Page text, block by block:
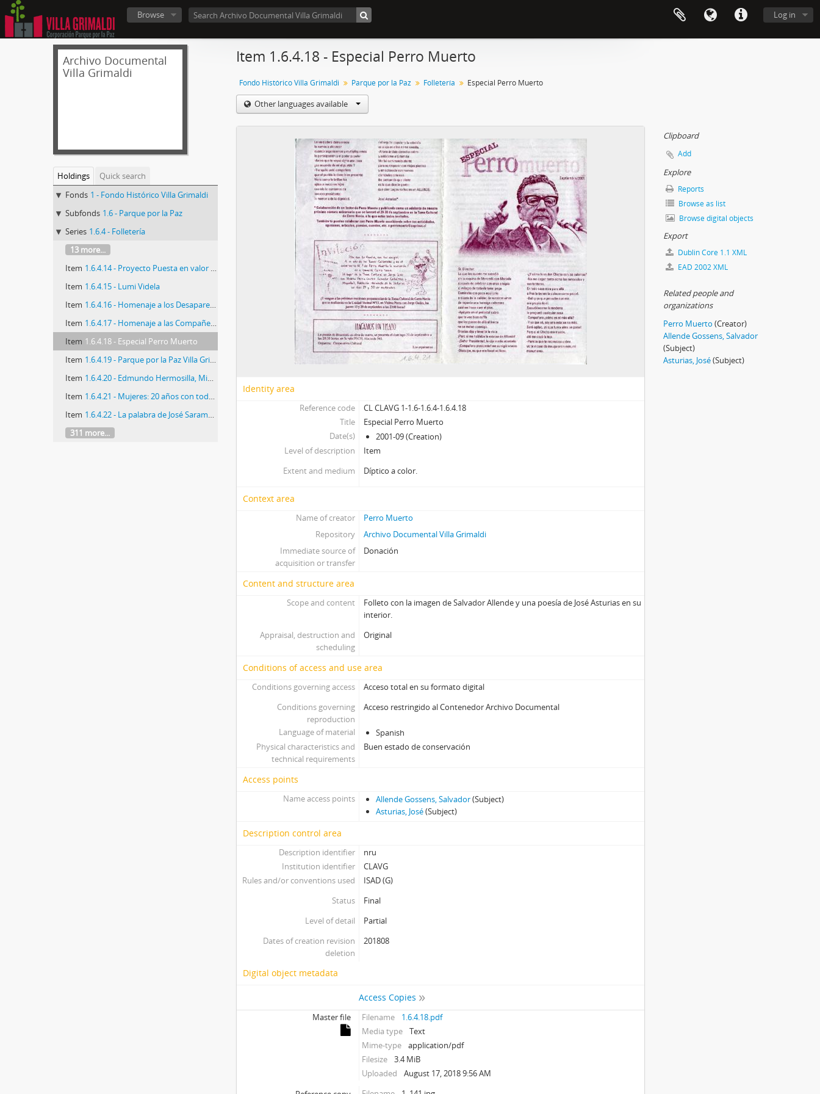
Log in
Browse
Archivo Documental
Villa Grimaldi
Holdings
Quick search
Fonds 1 - Fondo Histórico Villa Grimaldi
Subfonds 1.6 - Parque por la Paz
Series 1.6.4 - Folletería
13 more...
Item 1.6.4.14 - Proyecto Puesta en valor gradas Villa Grimaldi
Item 1.6.4.15 - Lumi Videla
Item 1.6.4.16 - Homenaje a los Desaparecidos y Ejecutados Durante el Regimen Militar
Item 1.6.4.17 - Homenaje a las Compañeras y los Compañeros del Movimiento de Izquierda Revolucionaria—MIR—caídos en la lucha por sus ideales
Item 1.6.4.18 - Especial Perro Muerto
Item 1.6.4.19 - Parque por la Paz Villa Grimaldi
Item 1.6.4.20 - Edmundo Hermosilla, Ministro de Vivienda y Urbanismo...
Item 1.6.4.21 - Mujeres: 20 años con todo derecho. La Morada
Item 1.6.4.22 - La palabra de José Saramago
311 more...
Item 1.6.4.18 - Especial Perro Muerto
Fondo Histórico Villa Grimaldi Parque por la Paz Folletería Especial Perro Muerto
Other languages available
Identity area
Reference code
CL CLAVG 1-1.6-1.6.4-1.6.4.18
Title
Especial Perro Muerto
Date(s)
2001-09 (Creation)
Level of description
Item
Extent and medium
Díptico a color.
Context area
Name of creator
Perro Muerto
Repository
Archivo Documental Villa Grimaldi
Immediate source of
acquisition or transfer
Donación
Content and structure area
Scope and content
Folleto con la imagen de Salvador Allende y una poesía de José Asturias en su
interior.
Appraisal, destruction and
scheduling
Original
Conditions of access and use area
Conditions governing access
Acceso total en su formato digital
Conditions governing
reproduction
Acceso restringido al Contenedor Archivo Documental
Language of material
Spanish
Physical characteristics and
technical requirements
Buen estado de conservación
Access points
Name access points Allende Gossens, Salvador(Subject)
Asturias, José(Subject)
Description control area
Description identifier
nru
Institution identifier
CLAVG
Rules and/or conventions used
ISAD (G)
Status
Final
Level of detail
Partial
Dates of creation revision
deletion
201808
Digital object metadata
Access Copies
Master file Filename
1.6.4.18.pdf
Media type
Text
Mime-type
application/pdf
Filesize
3.4 MiB
Uploaded
August 17, 2018 9:56 AM
Clipboard
Add
Explore
Reports
Browse as list
Browse digital objects
Export
Dublin Core 1.1 XML
EAD 2002 XML
Related people and
organizations
Perro Muerto (Creator)
Allende Gossens, Salvador
(Subject)
Asturias, José(Subject)